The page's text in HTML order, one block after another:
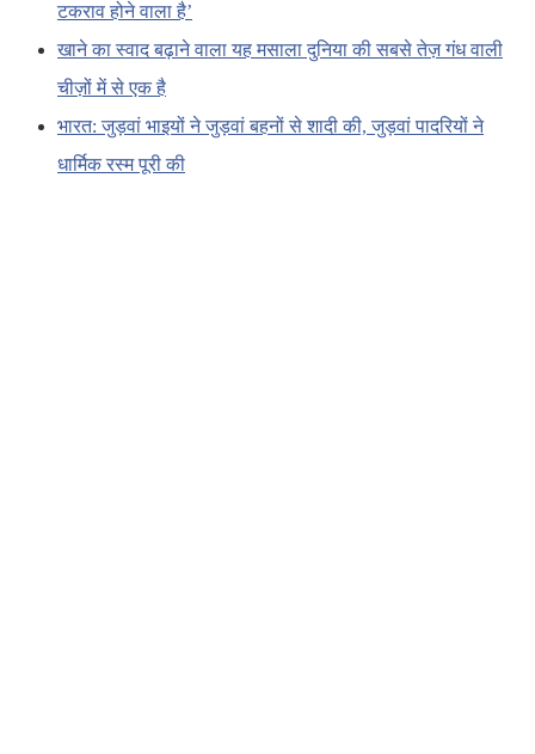
टकराव होने वाला है’
खाने का स्वाद बढ़ाने वाला यह मसाला दुनिया की सबसे तेज़ गंध वाली
चीज़ों में से एक है
भारत: जुड़वां भाइयों ने जुड़वां बहनों से शादी की, जुड़वां पादरियों ने
धार्मिक रस्म पूरी की